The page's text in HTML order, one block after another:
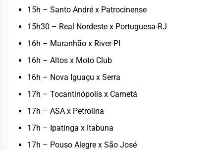
15h – Santo André x Patrocinense
15h30 – Real Nordeste x Portuguesa-RJ
16h – Maranhão x River-PI
16h – Altos x Moto Club
16h – Nova Iguaçu x Serra
17h – Tocantinópolis x Cametá
17h – ASA x Petrolina
17h – Ipatinga x Itabuna
17h – Pouso Alegre x São José